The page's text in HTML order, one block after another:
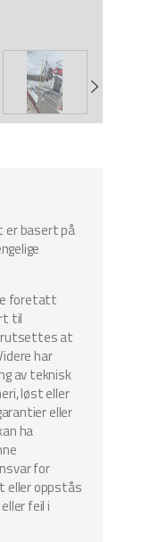
er basert på
foretatt
til
at
har
av teknisk
løst eller
eller
ha
for
eller oppstås
feil i